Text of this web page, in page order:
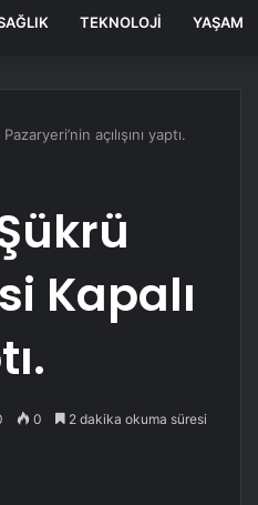
TEKNOLOJI YAŞAM
açılışını yaptı.
Kapalı
0 2 dakika okuma süresi